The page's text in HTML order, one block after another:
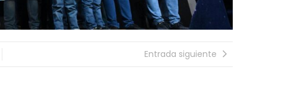
Entrada siguiente